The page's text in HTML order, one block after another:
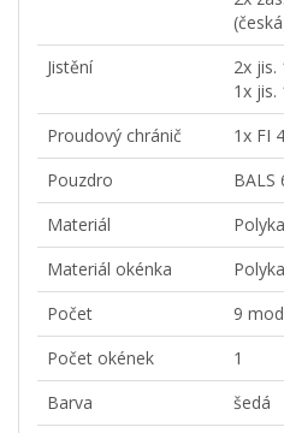
Jistění
2x jis.
1x jis.
Proudový chránič
1x FI
Pouzdro
BALS
Materiál
Materiál okénka
Počet
9
Počet okének
1
Barva
šedá